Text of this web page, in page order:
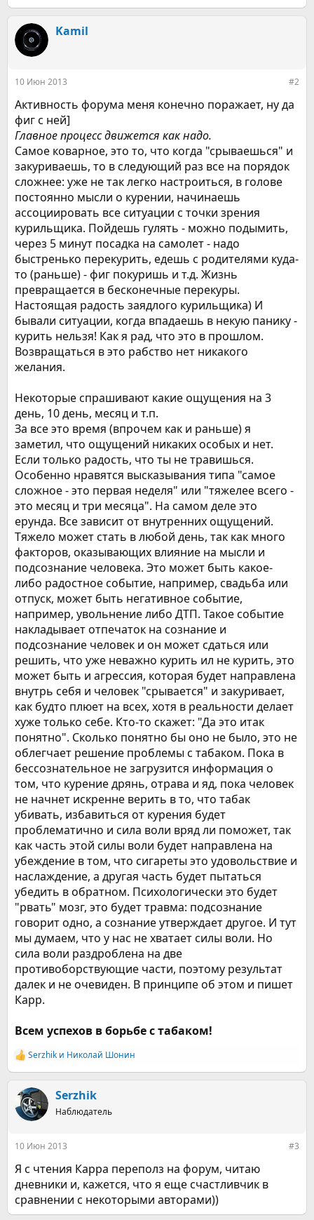
е
к
ц
и
Kamil
10 Июн 2013 #2
Активность форума меня конечно поражает, ну да
фиг с ней]
Главное процесс движется как надо.
Самое коварное, это то, что когда "срываешься" и
закуриваешь, то в следующий раз все на порядок
сложнее: уже не так легко настроиться, в голове
постоянно мысли о курении, начинаешь
ассоциировать все ситуации с точки зрения
курильщика. Пойдешь гулять - можно подымить,
через 5 минут посадка на самолет - надо
быстренько перекурить, едешь с родителями куда-
то (раньше) - фиг покуришь и т.д. Жизнь
превращается в бесконечные перекуры.
Настоящая радость заядлого курильщика) И
бывали ситуации, когда впадаешь в некую панику -
курить нельзя! Как я рад, что это в прошлом.
Возвращаться в это рабство нет никакого
желания.
Некоторые спрашивают какие ощущения на 3
день, 10 день, месяц и т.п.
За все это время (впрочем как и раньше) я
заметил, что ощущений никаких особых и нет.
Если только радость, что ты не травишься.
Особенно нравятся высказывания типа "самое
сложное - это первая неделя" или "тяжелее всего -
это месяц и три месяца". На самом деле это
ерунда. Все зависит от внутренних ощущений.
Тяжело может стать в любой день, так как много
факторов, оказывающих влияние на мысли и
подсознание человека. Это может быть какое-
либо радостное событие, например, свадьба или
отпуск, может быть негативное событие,
например, увольнение либо ДТП. Такое событие
накладывает отпечаток на сознание и
подсознание человек и он может сдаться или
решить, что уже неважно курить ил не курить, это
может быть и агрессия, которая будет направлена
внутрь себя и человек "срывается" и закуривает,
как будто плюет на всех, хотя в реальности делает
хуже только себе. Кто-то скажет: "Да это итак
понятно". Сколько понятно бы оно не было, это не
облегчает решение проблемы с табаком. Пока в
бессознательное не загрузится информация о
том, что курение дрянь, отрава и яд, пока человек
не начнет искренне верить в то, что табак
убивать, избавиться от курения будет
проблематично и сила воли вряд ли поможет, так
как часть этой силы воли будет направлена на
убеждение в том, что сигареты это удовольствие и
наслаждение, а другая часть будет пытаться
убедить в обратном. Психологически это будет
"рвать" мозг, это будет травма: подсознание
говорит одно, а сознание утверждает другое. И тут
мы думаем, что у нас не хватает силы воли. Но
сила воли раздроблена на две
противоборствующие части, поэтому результат
далек и не очевиден. В принципе об этом и пишет
Карр.
Всем успехов в борьбе с табаком!
Р
е
к
ц
и
Serzhik и Николай Шонин
Serzhik
Наблюдатель
10 Июн 2013 #3
Я с чтения Карра переполз на форум, читаю
дневники и, кажется, что я еще счастливчик в
сравнении с некоторыми авторами))